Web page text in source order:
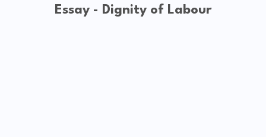
Essay - Dignity of Labour